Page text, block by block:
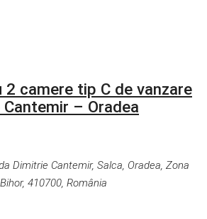
camere tip C de vanzare
– Oradea
Dimitrie Cantemir, Salca, Oradea, Zona
410700, România